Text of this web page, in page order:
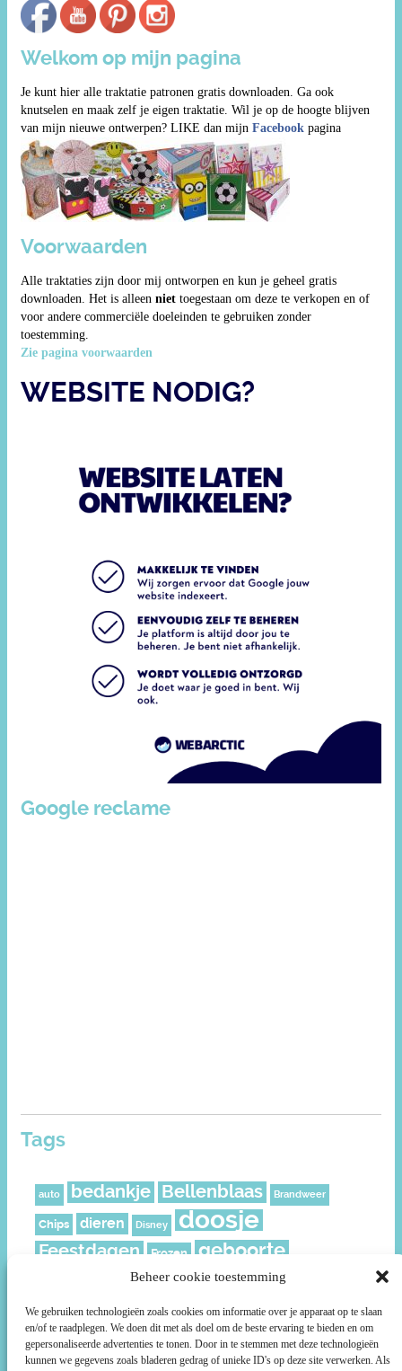
Beheer cookie toestemming
We gebruiken technologieën zoals cookies om informatie over je apparaat op te slaan
en/of te raadplegen. We doen dit met als doel om de beste ervaring te bieden en om
gepersonaliseerde advertenties te tonen. Door in te stemmen met deze technologieën
kunnen we gegevens zoals bladeren gedrag of unieke ID's op deze site verwerken. Als
Welkom op mijn pagina
Je kunt hier alle traktatie patronen gratis downloaden. Ga ook
knutselen en maak zelf je eigen traktatie. Wil je op de hoogte blijven
van mijn nieuwe ontwerpen? LIKE dan mijn Facebook pagina
Voorwaarden
Alle traktaties zijn door mij ontworpen en kun je geheel gratis
downloaden. Het is alleen niet toegestaan om deze te verkopen en of
voor andere commerciële doeleinden te gebruiken zonder
toestemming.
Zie pagina voorwaarden
WEBSITE NODIG?
Google reclame
Tags
auto bedankje Bellenblaas Brandweer
Chips dieren Disney doosje
Feestdagen Frozen geboorte
geschenkverpakking Juf
knijpfruit leeftijd meisje Mickey Moederdag
muisjes Nederland Piraat politie
Prikkers Prinsessen Ridder roze rozen